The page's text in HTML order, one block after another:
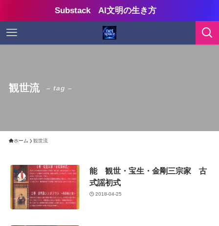
Substack AI文明の生き方
観世流 – tag –
ホーム 観世流
能 観世・宝生・金剛三宗家 古
式謡初式
2018-04-25